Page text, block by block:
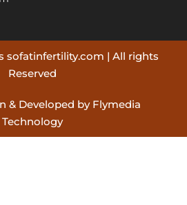
sofatinfertility.com | All rights
Reserved
& Developed by Flymedia
Technology